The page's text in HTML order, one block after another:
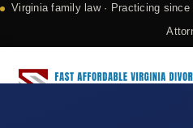
Virginia family law · Practicing since